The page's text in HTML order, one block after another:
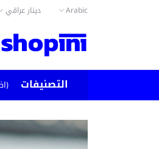
Arabic دينار عراقي
التصنيفات